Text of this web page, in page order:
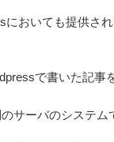
においても提供さ
で書いた記事
サーバのシステム